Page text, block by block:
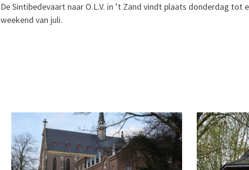
De Sintibedevaart naar O.L.V. in ’t Zand vindt plaats donderdag
weekend van juli.